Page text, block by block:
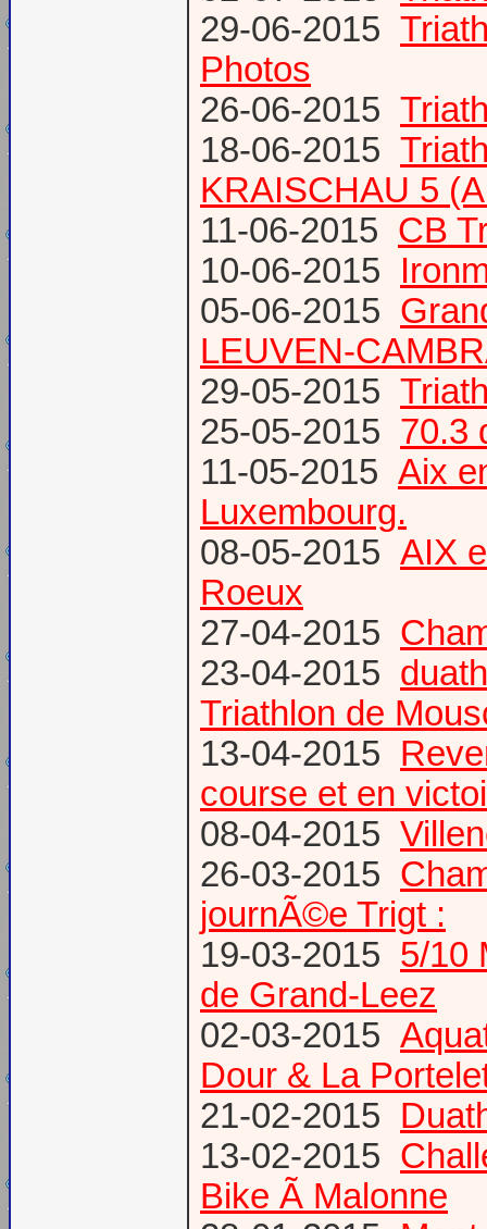
29-06-2015
Photos
26-06-2015
18-06-2015
KRAISCHAU 5
11-06-2015 CB
10-06-2015
05-06-2015
LEUVEN-
29-05-2015
25-05-2015 70.3
11-05-2015 Aix
Luxembourg.
08-05-2015 AIX
Roeux
27-04-2015
23-04-2015
Triathlon de
13-04-2015
course et en
08-04-2015
26-03-2015
journÃ©e Trigt :
19-03-2015 5/10
de Grand-Leez
02-03-2015
Dour & La
21-02-2015
13-02-2015
Bike Ã Malonne